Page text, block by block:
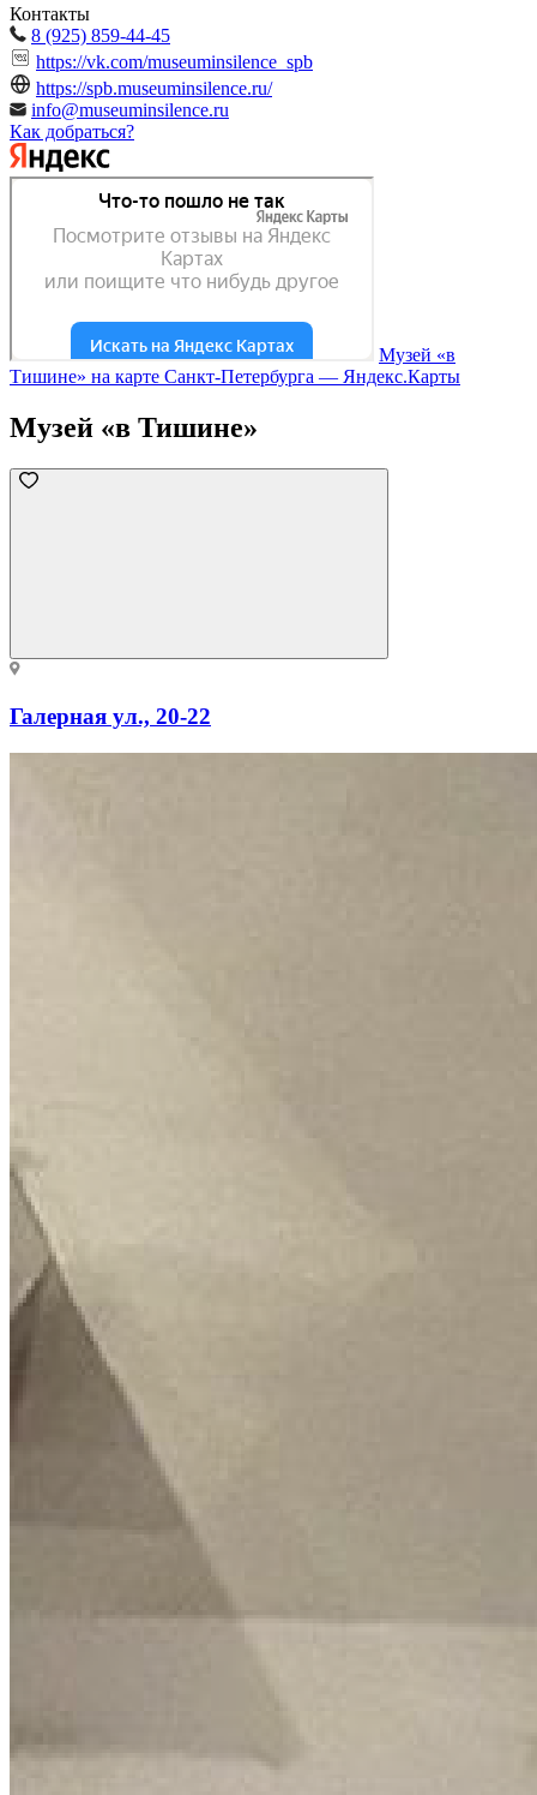
Контакты
8 (925) 859-44-45
https://vk.com/museuminsilence_spb
https://spb.museuminsilence.ru/
info@museuminsilence.ru
Как добраться?
Музей «в
Тишине» на карте Санкт‑Петербурга — Яндекс.Карты
Музей «в Тишине»
Галерная ул., 20-22